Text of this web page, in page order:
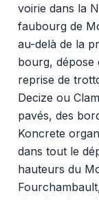
voirie dans la
faubourg de
au-delà de la
bourg, dépose
reprise de
Decize ou
pavés, des
Koncrete
dans tout le
hauteurs du